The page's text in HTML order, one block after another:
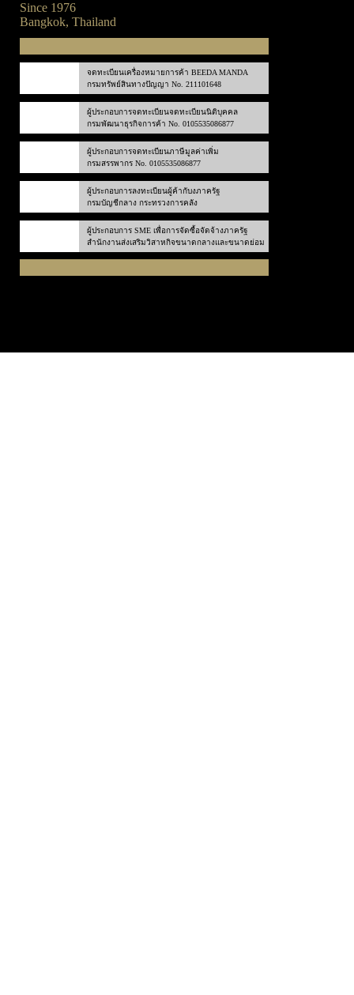
Since 1976
Bangkok, Thailand
จดทะเบียนเครื่องหมายการค้า BEEDA MANDA
กรมทรัพย์สินทางปัญญา No. 211101648
ผู้ประกอบการจดทะเบียนจดทะเบียนนิติบุคคล
กรมพัฒนาธุรกิจการค้า No. 0105535086877
ผู้ประกอบการจดทะเบียนภาษีมูลค่าเพิ่ม
กรมสรรพากร No. 0105535086877
ผู้ประกอบการลงทะเบียนผู้ค้ากับงภาครัฐ
กรมบัญชีกลาง กระทรวงการคลัง
ผู้ประกอบการ SME เพื่อการจัดซื้อจัดจ้างภาครัฐ
สำนักงานส่งเสริมวิสาหกิจขนาดกลางและขนาดย่อม